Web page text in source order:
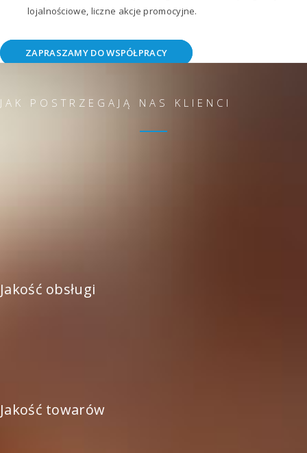
lojalnościowe, liczne akcje promocyjne.
ZAPRASZAMY DO WSPÓŁPRACY
JAK POSTRZEGAJĄ NAS KLIENCI
Jakość obsługi
Jakość towarów